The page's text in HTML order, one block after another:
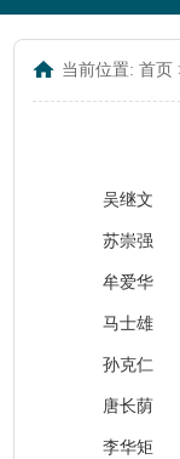
当前位置:首页
吴继文
苏崇强
牟爱华
马士雄
孙克仁
唐长荫
李华矩